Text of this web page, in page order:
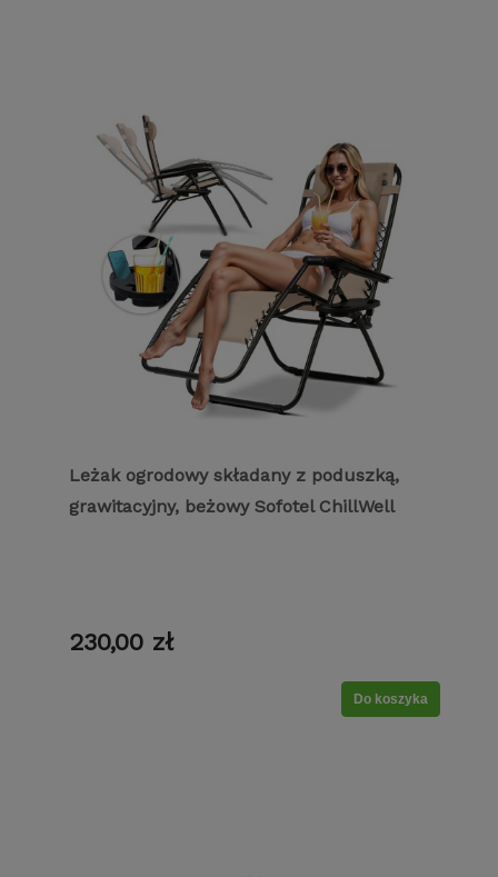
Leżak ogrodowy składany z poduszką,
grawitacyjny, beżowy Sofotel ChillWell
230,00 zł
Do koszyka